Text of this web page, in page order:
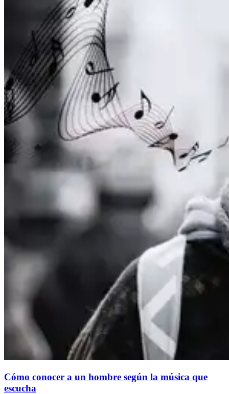
Cómo conocer a un hombre según la música que
escucha